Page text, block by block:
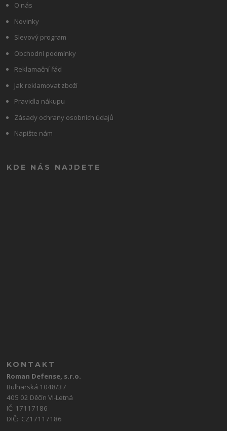
O nás
Novinky
Slevový program
Obchodní podmínky
Reklamační řád
Jak reklamovat zboží
Pravidla nákupu
Zásady ochrany osobních údajů
Napište nám
KDE NÁS NAJDETE
KONTAKT
Roman Defense, s.r.o.
Bulharská 1048/37
405 02 Děčín VI-Letná
IČ: 17117186
DIČ: CZ17117186